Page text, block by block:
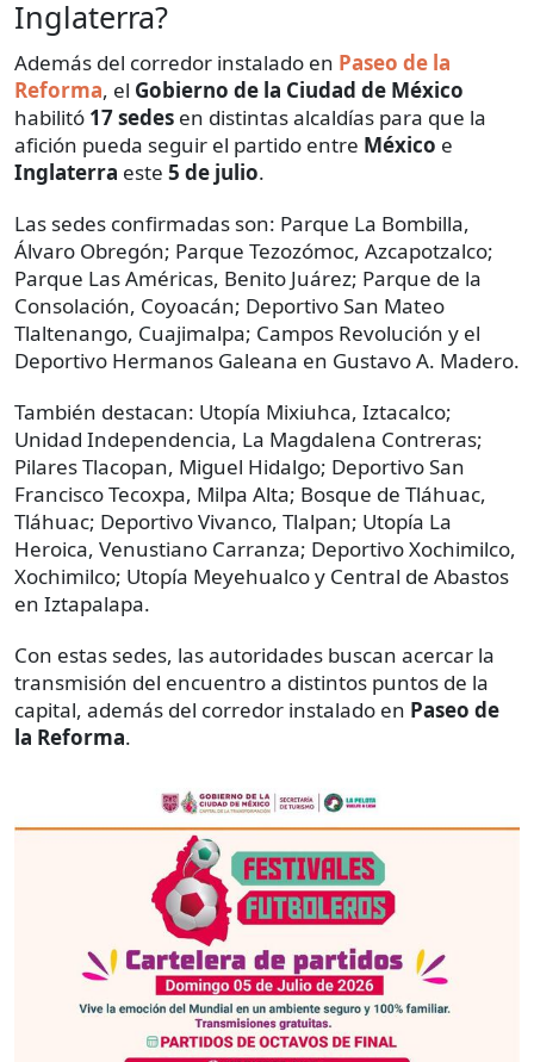
Inglaterra?
Además del corredor instalado en Paseo de la
Reforma, el Gobierno de la Ciudad de México
habilitó 17 sedes en distintas alcaldías para que la
afición pueda seguir el partido entre México e
Inglaterra este 5 de julio.
Las sedes confirmadas son: Parque La Bombilla,
Álvaro Obregón; Parque Tezozómoc, Azcapotzalco;
Parque Las Américas, Benito Juárez; Parque de la
Consolación, Coyoacán; Deportivo San Mateo
Tlaltenango, Cuajimalpa; Campos Revolución y el
Deportivo Hermanos Galeana en Gustavo A. Madero.
También destacan: Utopía Mixiuhca, Iztacalco;
Unidad Independencia, La Magdalena Contreras;
Pilares Tlacopan, Miguel Hidalgo; Deportivo San
Francisco Tecoxpa, Milpa Alta; Bosque de Tláhuac,
Tláhuac; Deportivo Vivanco, Tlalpan; Utopía La
Heroica, Venustiano Carranza; Deportivo Xochimilco,
Xochimilco; Utopía Meyehualco y Central de Abastos
en Iztapalapa.
Con estas sedes, las autoridades buscan acercar la
transmisión del encuentro a distintos puntos de la
capital, además del corredor instalado en Paseo de
la Reforma.